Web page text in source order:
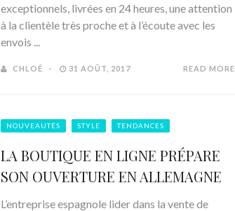
exceptionnels, livrées en 24 heures, une attention
à la clientèle très proche et à l’écoute avec les
envois ...
CHLOÉ 31 AOÛT, 2017 READ MORE
NOUVEAUTÉS STYLE TENDANCES
LA BOUTIQUE EN LIGNE PRÉPARE
SON OUVERTURE EN ALLEMAGNE
L’entreprise espagnole lider dans la vente de